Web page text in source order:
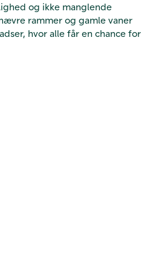
og ikke manglende
rammer og gamle vaner
hvor alle får en chance for